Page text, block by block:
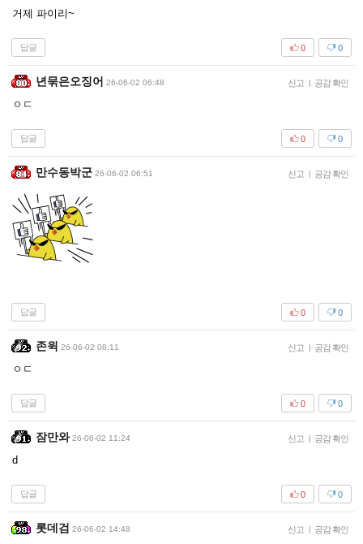
거제 파이리~
답글 0
0
년묶은오징어 26-06-02 06:48 신고 | 공감 확인
ㅇㄷ
답글 0
0
만수동박군 26-06-02 06:51 신고 | 공감 확인
답글 0
0
존윅 26-06-02 08:11 신고 | 공감 확인
ㅇㄷ
답글 0
0
잠만와 26-06-02 11:24 신고 | 공감 확인
d
답글 0
0
롯데검 26-06-02 14:48 신고 | 공감 확인